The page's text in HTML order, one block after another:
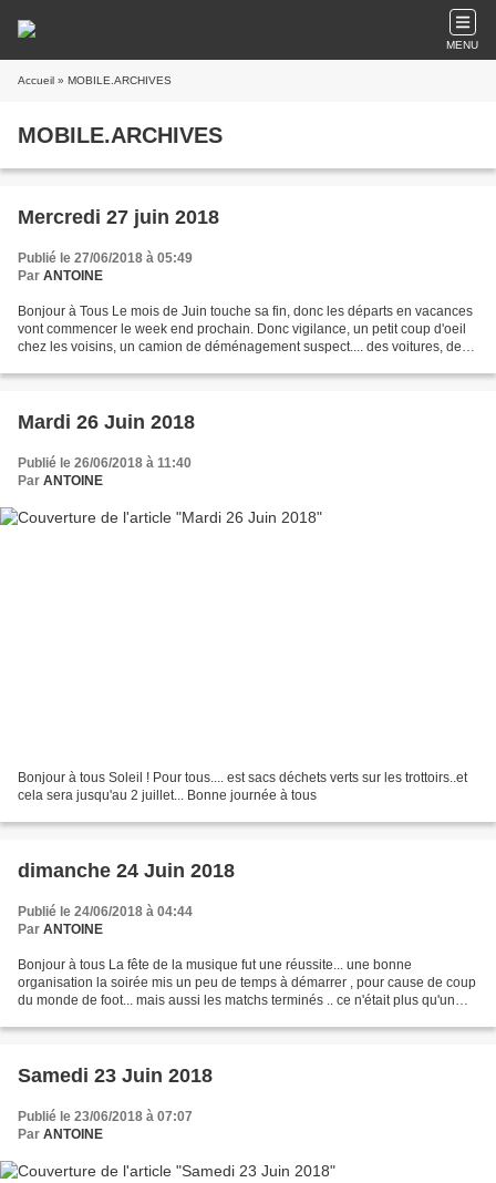
MENU
Accueil » MOBILE.ARCHIVES
MOBILE.ARCHIVES
Mercredi 27 juin 2018
Publié le 27/06/2018 à 05:49
Par ANTOINE
Bonjour à Tous Le mois de Juin touche sa fin, donc les départs en vacances
vont commencer le week end prochain. Donc vigilance, un petit coup d'oeil
chez les voisins, un camion de déménagement suspect.... des voitures, des
Mardi 26 Juin 2018
Publié le 26/06/2018 à 11:40
Par ANTOINE
Bonjour à tous Soleil ! Pour tous.... est sacs déchets verts sur les trottoirs..et
cela sera jusqu'au 2 juillet... Bonne journée à tous
dimanche 24 Juin 2018
Publié le 24/06/2018 à 04:44
Par ANTOINE
Bonjour à tous La fête de la musique fut une réussite... une bonne
organisation la soirée mis un peu de temps à démarrer , pour cause de coup
du monde de foot... mais aussi les matchs terminés .. ce n'était plus qu'un
Samedi 23 Juin 2018
Publié le 23/06/2018 à 07:07
Par ANTOINE